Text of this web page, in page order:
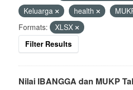
Keluarga
health
Formats:
XLSX
Filter Results
Nilai IBANGGA dan MUKP